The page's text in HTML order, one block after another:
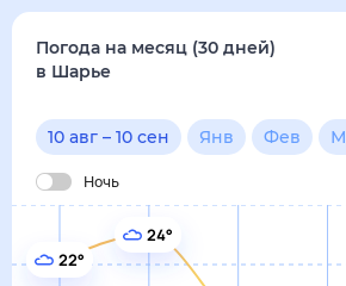
Погода на месяц (30 дней)
в Шарье
10 авг – 10 сен Янв Фев
Ночь
22°
24°